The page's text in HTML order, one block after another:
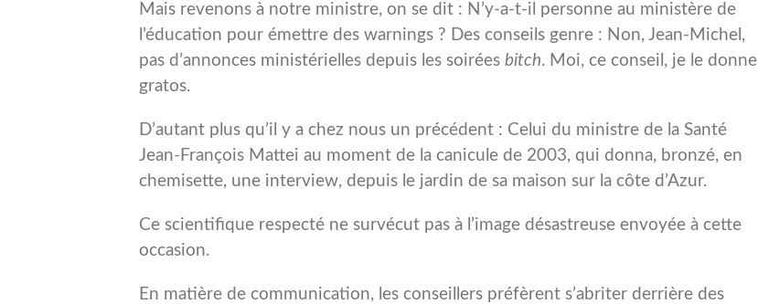
Mais revenons à notre ministre, on se dit : N’y-a-t-il personne au ministère de
l’éducation pour émettre des warnings ? Des conseils genre : Non, Jean-Michel,
pas d’annonces ministérielles depuis les soirées bitch. Moi, ce conseil, je le donne
gratos.
D’autant plus qu’il y a chez nous un précédent : Celui du ministre de la Santé
Jean-François Mattei au moment de la canicule de 2003, qui donna, bronzé, en
chemisette, une interview, depuis le jardin de sa maison sur la côte d’Azur.
Ce scientifique respecté ne survécut pas à l’image désastreuse envoyée à cette
occasion.
En matière de communication, les conseillers préfèrent s’abriter derrière des